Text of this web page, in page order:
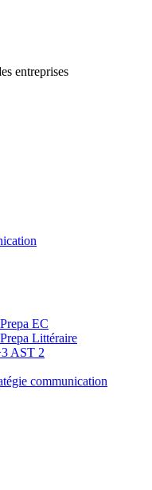
entreprises
EC
Littéraire
AST 2
communication